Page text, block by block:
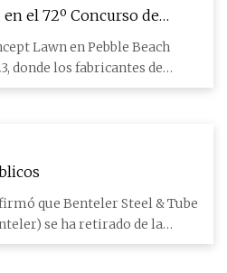
el 72º Concurso de
generó todo el revuelo
Lawn en Pebble Beach
donde los fabricantes de
que Benteler Steel & Tube
se ha retirado de la